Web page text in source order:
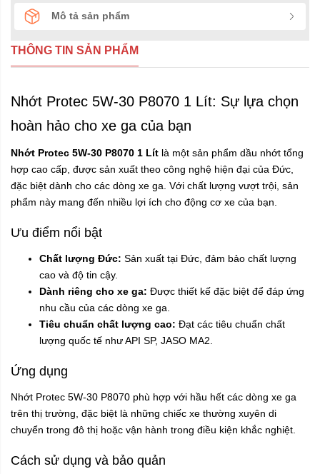
Mô tả sản phẩm
THÔNG TIN SẢN PHẨM
Nhớt Protec 5W-30 P8070 1 Lít: Sự lựa chọn
hoàn hảo cho xe ga của bạn
Nhớt Protec 5W-30 P8070 1 Lít là một sản phẩm dầu nhớt tổng
hợp cao cấp, được sản xuất theo công nghệ hiện đại của Đức,
đặc biệt dành cho các dòng xe ga. Với chất lượng vượt trội, sản
phẩm này mang đến nhiều lợi ích cho động cơ xe của bạn.
Ưu điểm nổi bật
Chất lượng Đức: Sản xuất tại Đức, đảm bảo chất lượng
cao và độ tin cậy.
Dành riêng cho xe ga: Được thiết kế đặc biệt để đáp ứng
nhu cầu của các dòng xe ga.
Tiêu chuẩn chất lượng cao: Đạt các tiêu chuẩn chất
lượng quốc tế như API SP, JASO MA2.
Ứng dụng
Nhớt Protec 5W-30 P8070 phù hợp với hầu hết các dòng xe ga
trên thị trường, đặc biệt là những chiếc xe thường xuyên di
chuyển trong đô thị hoặc vận hành trong điều kiện khắc nghiệt.
Cách sử dụng và bảo quản